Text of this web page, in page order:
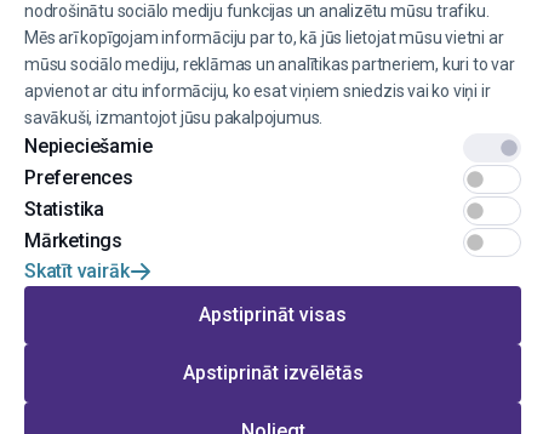
nodrošinātu sociālo mediju funkcijas un analizētu mūsu trafiku.
Mēs arī kopīgojam informāciju par to, kā jūs lietojat mūsu vietni ar
mūsu sociālo mediju, reklāmas un analītikas partneriem, kuri to var
apvienot ar citu informāciju, ko esat viņiem sniedzis vai ko viņi ir
savākuši, izmantojot jūsu pakalpojumus.
Nepieciešamie
Preferences
Statistika
Mārketings
Skatīt vairāk
Apstiprināt visas
Apstiprināt izvēlētās
© 2022 EINŠTEINS AUTOSKOLA. Visas tiesības aizsargātas.
Lietošanas noteikumi
Privātums
Mājas lapas izstrāde no